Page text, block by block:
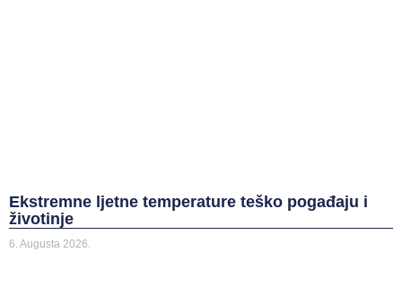
Ekstremne ljetne temperature teško pogađaju i
životinje
6. Augusta 2026.